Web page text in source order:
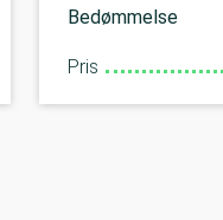
Bedømmelse
Pris